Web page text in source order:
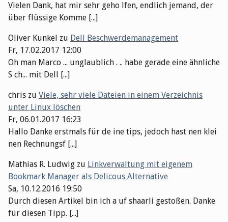
Vielen Dank, hat mir sehr geho lfen, endlich jemand, der
über flüssige Komme [...]
Oliver Kunkel zu Dell Beschwerdemanagement
Fr, 17.02.2017 12:00
Oh man Marco ... unglaublich . .. habe gerade eine ähnliche
S ch... mit Dell [...]
chris zu Viele, sehr viele Dateien in einem Verzeichnis
unter Linux löschen
Fr, 06.01.2017 16:23
Hallo Danke erstmals für de ine tips, jedoch hast nen klei
nen Rechnungsf [...]
Mathias R. Ludwig zu Linkverwaltung mit eigenem
Bookmark Manager als Delicous Alternative
Sa, 10.12.2016 19:50
Durch diesen Artikel bin ich a uf shaarli gestoßen. Danke
für diesen Tipp. [...]